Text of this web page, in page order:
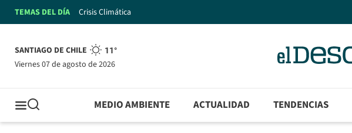
TEMAS DEL DÍA Crisis Climática
SANTIAGO DE CHILE 11°
viernes 07 de agosto de 2026
MEDIO AMBIENTE ACTUALIDAD TENDENCIAS